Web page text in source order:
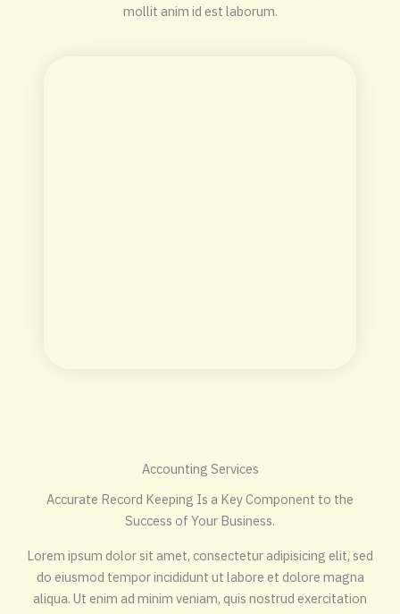
mollit anim id est laborum.
Accounting Services
Accurate Record Keeping Is a Key Component to the
Success of Your Business.
Lorem ipsum dolor sit amet, consectetur adipisicing elit, sed
do eiusmod tempor incididunt ut labore et dolore magna
aliqua. Ut enim ad minim veniam, quis nostrud exercitation